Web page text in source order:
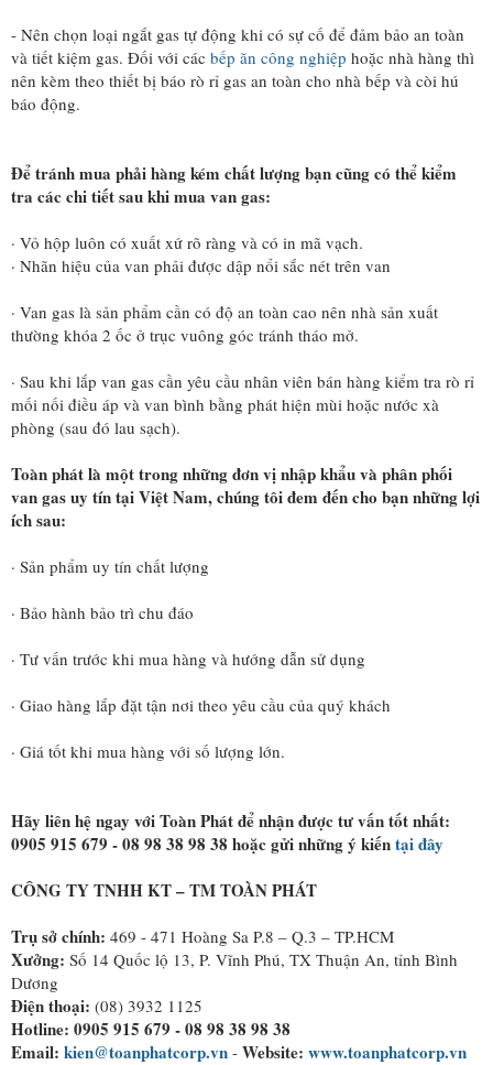
- Nên chọn loại ngắt gas tự động khi có sự cố để đảm bảo an toàn
và tiết kiệm gas. Đối với các bếp ăn công nghiệp hoặc nhà hàng thì
nên kèm theo thiết bị báo rò rỉ gas an toàn cho nhà bếp và còi hú
báo động.
Để tránh mua phải hàng kém chất lượng bạn cũng có thể kiểm
tra các chi tiết sau khi mua van gas:
· Vỏ hộp luôn có xuất xứ rõ ràng và có in mã vạch.
· Nhãn hiệu của van phải được dập nổi sắc nét trên van
· Van gas là sản phẩm cần có độ an toàn cao nên nhà sản xuất
thường khóa 2 ốc ở trục vuông góc tránh tháo mở.
· Sau khi lắp van gas cần yêu cầu nhân viên bán hàng kiểm tra rò rỉ
mối nối điều áp và van bình bằng phát hiện mùi hoặc nước xà
phòng (sau đó lau sạch).
Toàn phát là một trong những đơn vị nhập khẩu và phân phối
van gas uy tín tại Việt Nam, chúng tôi đem đến cho bạn những lợi
ích sau:
· Sản phẩm uy tín chất lượng
· Bảo hành bảo trì chu đáo
· Tư vấn trước khi mua hàng và hướng dẫn sử dụng
· Giao hàng lắp đặt tận nơi theo yêu cầu của quý khách
· Giá tốt khi mua hàng với số lượng lớn.
Hãy liên hệ ngay với Toàn Phát để nhận được tư vấn tốt nhất:
0905 915 679 -08 98 38 98 38 hoặc gửi những ý kiếntại đây
CÔNG TY TNHH KT – TM TOÀN PHÁT
Trụ sở chính: 469 - 471 Hoàng Sa P.8 – Q.3 – TP.HCM
Xưởng: Số 14 Quốc lộ 13, P. Vĩnh Phú, TX Thuận An, tỉnh Bình
Dương
Điện thoại: (08) 3932 1125
Hotline: 0905 915 679 - 08 98 38 98 38
Email: kien@toanphatcorp.vn - Website: www.toanphatcorp.vn